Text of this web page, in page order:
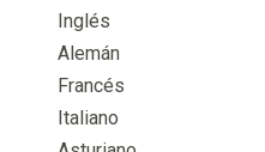
Inglés
Alemán
Francés
Italiano